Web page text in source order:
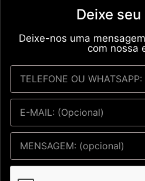
Deixe
Deixe-nos uma
com nossa